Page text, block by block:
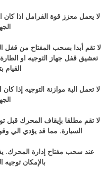
لا يعمل معزز قوة الفرامل اذا
لا تقم أبدا بسحب المفتاح من قفل
تعشيق قفل جهاز التوجيه او
القيام
لا تعمل الية موازنة التوجيه إذا
لا تقم مطلقا بإيقاف المحرك قبل
السيارة. مما قد يؤدي الي
عند سحب مفتاح إدارة المحرك.
بالإمكان